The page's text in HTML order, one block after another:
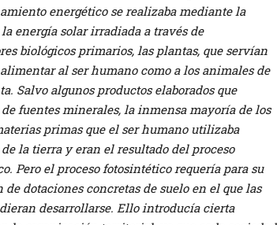
energético se realizaba mediante la
energía solar irradiada a través de
biológicos primarios, las plantas, que servían
al ser humano como a los animales de
Salvo algunos productos elaborados que
fuentes minerales, la inmensa mayoría de los
primas que el ser humano utilizaba
la tierra y eran el resultado del proceso
Pero el proceso fotosintético requería para su
de dotaciones concretas de suelo en el que las
desarrollarse. Ello introducía cierta